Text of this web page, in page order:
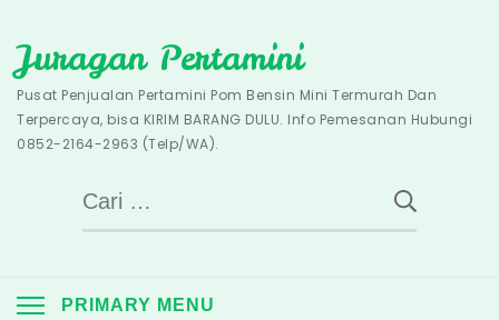
to
content
Juragan Pertamini
Pusat Penjualan Pertamini Pom Bensin Mini Termurah Dan
Terpercaya, bisa KIRIM BARANG DULU. Info Pemesanan Hubungi
0852-2164-2963 (Telp/WA).
Cari
untuk:
PRIMARY MENU